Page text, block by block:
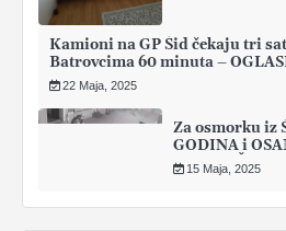
Kamioni na GP Šid čekaju tri
Batrovcima 60 minuta –
22 Maja, 2025
Za osmorku iz
GODINA i
OGLASI ŠID
15 Maja, 2025